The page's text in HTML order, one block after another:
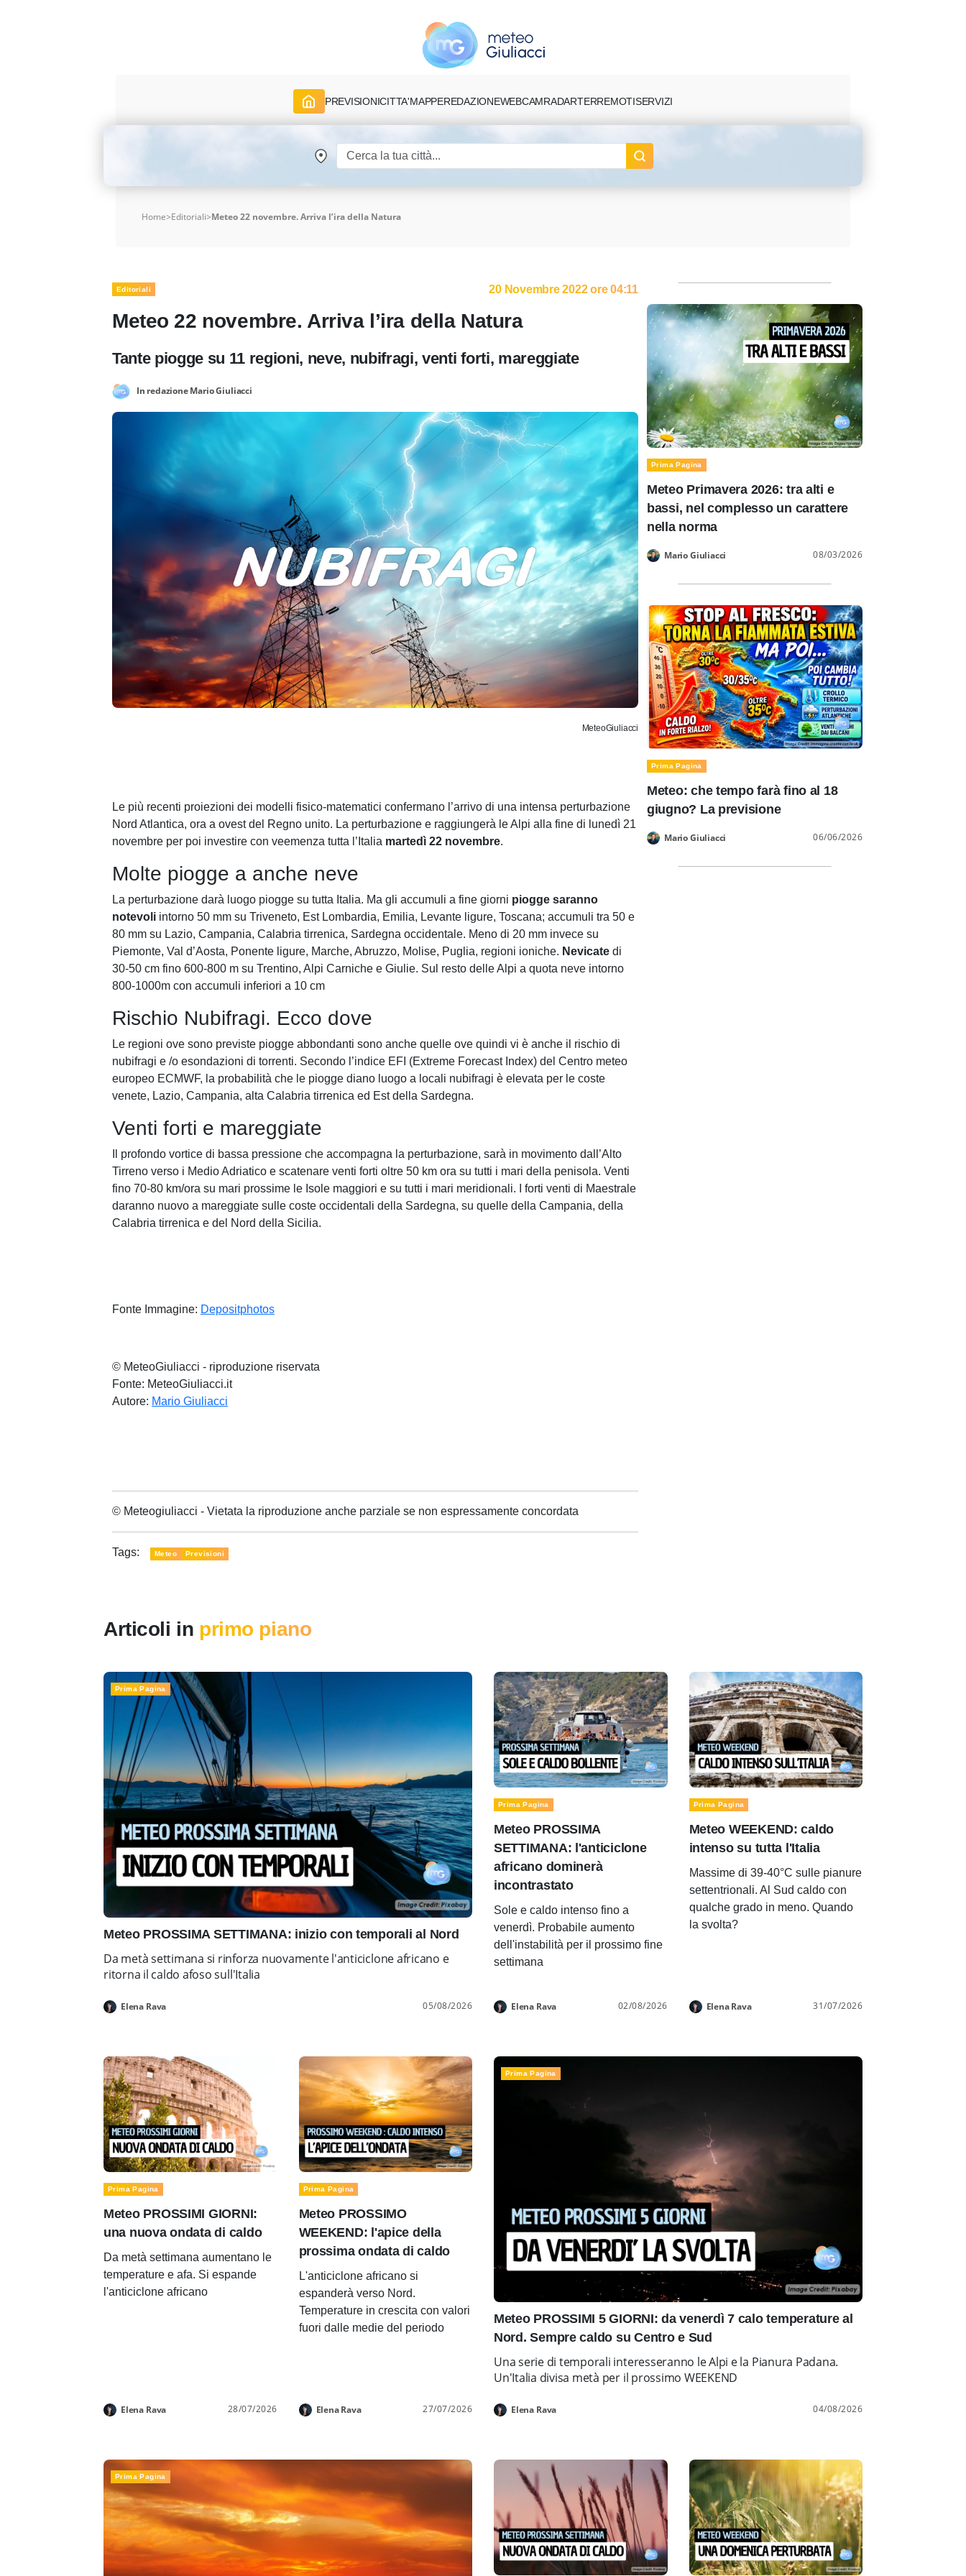
PREVISIONICITTA'MAPPEREDAZIONEWEBCAMRADARTERREMOTISERVIZI
Home>Editoriali>Meteo 22 novembre. Arriva l’ira della Natura
Editoriali 20 Novembre 2022 ore 04:11
Meteo 22 novembre. Arriva l’ira della Natura
Tante piogge su 11 regioni, neve, nubifragi, venti forti, mareggiate
In redazione Mario Giuliacci
MeteoGiuliacci
Le più recenti proiezioni dei modelli fisico-matematici confermano l’arrivo di una intensa perturbazione
Nord Atlantica, ora a ovest del Regno unito. La perturbazione e raggiungerà le Alpi alla fine di lunedì 21
novembre per poi investire con veemenza tutta l’Italia martedì 22 novembre.
Molte piogge a anche neve
La perturbazione darà luogo piogge su tutta Italia. Ma gli accumuli a fine giorni piogge saranno
notevoli intorno 50 mm su Triveneto, Est Lombardia, Emilia, Levante ligure, Toscana; accumuli tra 50 e
80 mm su Lazio, Campania, Calabria tirrenica, Sardegna occidentale. Meno di 20 mm invece su
Piemonte, Val d’Aosta, Ponente ligure, Marche, Abruzzo, Molise, Puglia, regioni ioniche. Nevicate di
30-50 cm fino 600-800 m su Trentino, Alpi Carniche e Giulie. Sul resto delle Alpi a quota neve intorno
800-1000m con accumuli inferiori a 10 cm
Rischio Nubifragi. Ecco dove
Le regioni ove sono previste piogge abbondanti sono anche quelle ove quindi vi è anche il rischio di
nubifragi e /o esondazioni di torrenti. Secondo l’indice EFI (Extreme Forecast Index) del Centro meteo
europeo ECMWF, la probabilità che le piogge diano luogo a locali nubifragi è elevata per le coste
venete, Lazio, Campania, alta Calabria tirrenica ed Est della Sardegna.
Venti forti e mareggiate
Il profondo vortice di bassa pressione che accompagna la perturbazione, sarà in movimento dall’Alto
Tirreno verso i Medio Adriatico e scatenare venti forti oltre 50 km ora su tutti i mari della penisola. Venti
fino 70-80 km/ora su mari prossime le Isole maggiori e su tutti i mari meridionali. I forti venti di Maestrale
daranno nuovo a mareggiate sulle coste occidentali della Sardegna, su quelle della Campania, della
Calabria tirrenica e del Nord della Sicilia.
Fonte Immagine: Depositphotos
© MeteoGiuliacci - riproduzione riservata
Fonte: MeteoGiuliacci.it
Autore: Mario Giuliacci
© Meteogiuliacci - Vietata la riproduzione anche parziale se non espressamente concordata
Tags: Meteo Previsioni
Prima Pagina
Meteo Primavera 2026: tra alti e
bassi, nel complesso un carattere
nella norma
Mario Giuliacci 08/03/2026
Prima Pagina
Meteo: che tempo farà fino al 18
giugno? La previsione
Mario Giuliacci 06/06/2026
Articoli in primo piano
Prima Pagina
Meteo PROSSIMA SETTIMANA: inizio con temporali al Nord
Da metà settimana si rinforza nuovamente l'anticiclone africano e
ritorna il caldo afoso sull'Italia
Elena Rava 05/08/2026
Prima Pagina
Meteo PROSSIMA
SETTIMANA: l'anticiclone
africano dominerà
incontrastato
Sole e caldo intenso fino a
venerdì. Probabile aumento
dell'instabilità per il prossimo fine
settimana
Elena Rava 02/08/2026
Prima Pagina
Meteo WEEKEND: caldo
intenso su tutta l'Italia
Massime di 39-40°C sulle pianure
settentrionali. Al Sud caldo con
qualche grado in meno. Quando
la svolta?
Elena Rava 31/07/2026
Prima Pagina
Meteo PROSSIMI GIORNI:
una nuova ondata di caldo
Da metà settimana aumentano le
temperature e afa. Si espande
l'anticiclone africano
Elena Rava 28/07/2026
Prima Pagina
Meteo PROSSIMO
WEEKEND: l'apice della
prossima ondata di caldo
L'anticiclone africano si
espanderà verso Nord.
Temperature in crescita con valori
fuori dalle medie del periodo
Elena Rava 27/07/2026
Prima Pagina
Meteo PROSSIMI 5 GIORNI: da venerdì 7 calo temperature al
Nord. Sempre caldo su Centro e Sud
Una serie di temporali interesseranno le Alpi e la Pianura Padana.
Un'Italia divisa metà per il prossimo WEEKEND
Elena Rava 04/08/2026
Prima Pagina